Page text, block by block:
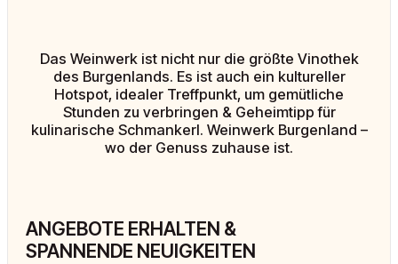
Das Weinwerk ist nicht nur die größte Vinothek
des Burgenlands. Es ist auch ein kultureller
Hotspot, idealer Treffpunkt, um gemütliche
Stunden zu verbringen & Geheimtipp für
kulinarische Schmankerl. Weinwerk Burgenland –
wo der Genuss zuhause ist.
ANGEBOTE ERHALTEN &
SPANNENDE NEUIGKEITEN